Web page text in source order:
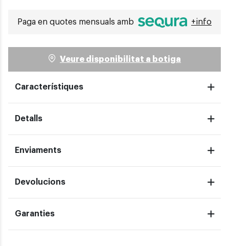
Paga en quotes mensuals amb +info
Veure disponibilitat a botiga
Característiques
Detalls
Enviaments
Devolucions
Garanties